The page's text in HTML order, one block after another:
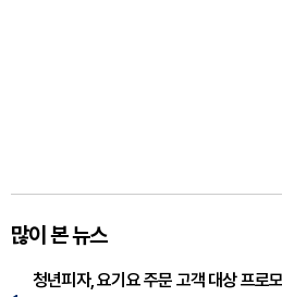
많이 본 뉴스
청년피자, 요기요 주문 고객 대상 프로